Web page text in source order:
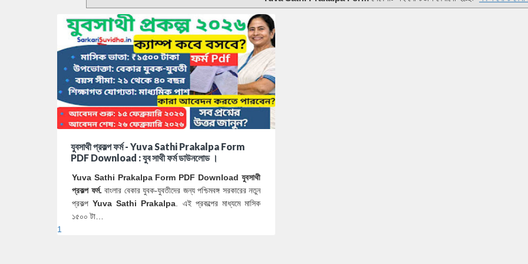
যুবসাথী প্রকল্প ফর্ম - Yuva Sathi Prakalpa Form
PDF Download : যুব সাথী ফর্ম ডাউনলোড ।
Yuva Sathi Prakalpa Form PDF Download যুবসাথী
প্রকল্প ফর্ম. বাংলার বেকার যুবক-যুবতীদের জন্য পশ্চিমবঙ্গ সরকারের নতুন
প্রকল্পYuva Sathi Prakalpa . এই প্রকল্পের মাধ্যমে মাসিক
১৫০০ টা…
1